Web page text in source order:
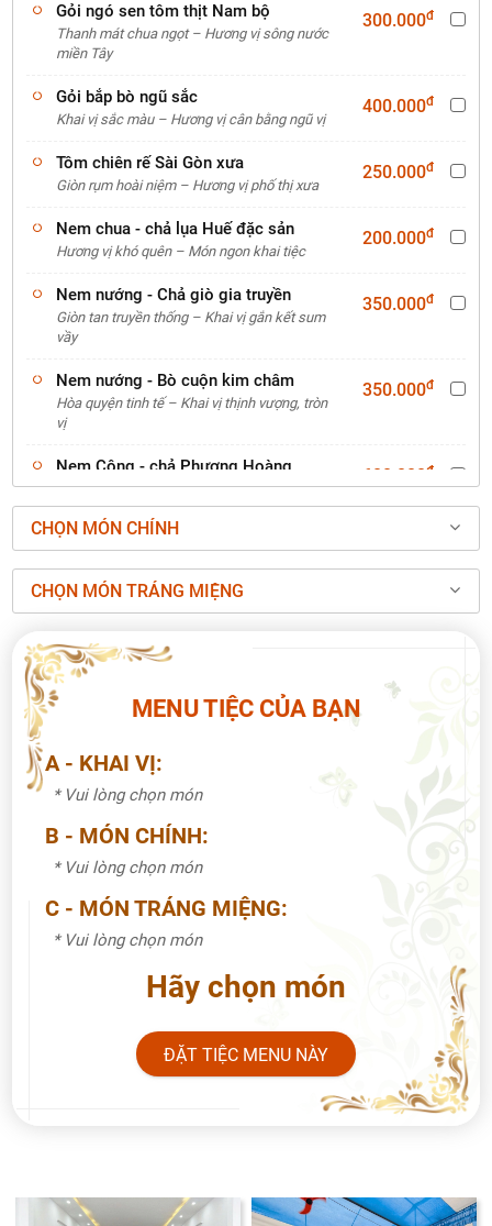
C - MÓN TRÁNG MIỆNG
Gỏi ngó sen tôm thịt Nam bộ
Thanh mát chua ngọt – Hương vị sông nước
miền Tây
300.000đ
Gỏi bắp bò ngũ sắc
Khai vị sắc màu – Hương vị cân bằng ngũ vị
400.000đ
Tôm chiên rế Sài Gòn xưa
Giòn rụm hoài niệm – Hương vị phố thị xưa
250.000đ
Nem chua - chả lụa Huế đặc sản
Hương vị khó quên – Món ngon khai tiệc
200.000đ
Nem nướng - Chả giò gia truyền
Giòn tan truyền thống – Khai vị gắn kết sum
vầy
350.000đ
Nem nướng - Bò cuộn kim châm
Hòa quyện tinh tế – Khai vị thịnh vượng, tròn
vị
350.000đ
Nem Công - chả Phượng Hoàng
Cung
Tinh hoa vương giả – Khai vị bậc đế vương
600.000đ
CHỌN MÓN CHÍNH
CHỌN MÓN TRÁNG MIỆNG
MENU TIỆC CỦA BẠN
A - KHAI VỊ:
* Vui lòng chọn món
B - MÓN CHÍNH:
* Vui lòng chọn món
C - MÓN TRÁNG MIỆNG:
* Vui lòng chọn món
Hãy chọn món
ĐẶT TIỆC MENU NÀY